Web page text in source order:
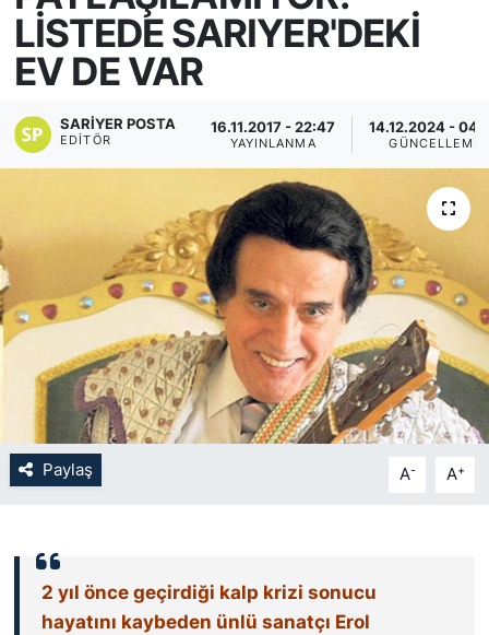
LİSTEDE SARIYER'DEKİ
EV DE VAR
SARIYER POSTA
EDITÖR
16.11.2017 - 22:47
YAYINLANMA
14.12.2024 -
GÜNCELLEME
Paylaş A- A+
2 yıl önce geçirdiği kalp krizi sonucu
hayatını kaybeden ünlü sanatçı Erol
KÖŞE YAZILARI
KÜLTÜR SANAT
RÖPORTAJ
SAĞLIK
SARIYER HABERLERİ
SARIYER İMAR BARIŞI
SEKTÖR
SON DAKİKA HABERİ